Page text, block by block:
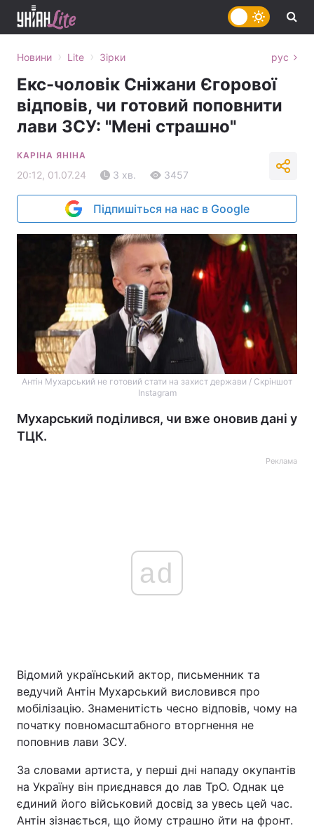
Головна Війна
Економіка
Спорт Наука
Техно і зв'язок Лайт
Новини › Lite › Зірки рус
Екс-чоловік Сніжани Єгорової
відповів, чи готовий поповнити
лави ЗСУ: "Мені страшно"
КАРІНА ЯНІНА
20:12, 01.07.24 3 хв. 3457
Підпишіться на нас в Google
Антін Мухарський не готовий стати на захист держави / Скріншот
Instagram
Мухарський поділився, чи вже оновив дані у
ТЦК.
Реклама
ad
Відомий український актор, письменник та
ведучий Антін Мухарський висловився про
мобілізацію. Знаменитість чесно відповів, чому на
початку повномасштабного вторгнення не
поповнив лави ЗСУ.
За словами артиста, у перші дні нападу окупантів
на Україну він приєднався до лав ТрО. Однак це
єдиний його військовий досвід за увесь цей час.
Антін зізнається, що йому страшно йти на фронт.